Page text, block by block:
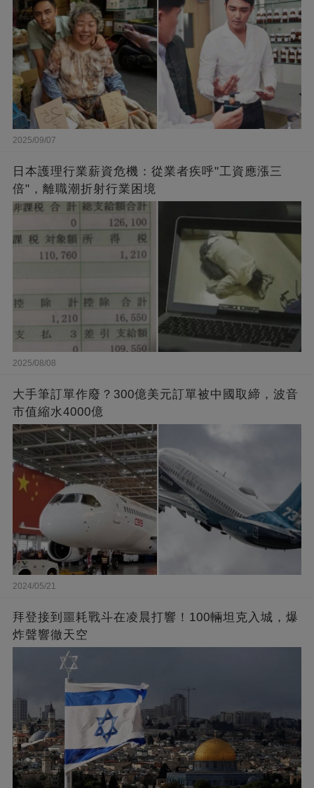
2025/09/07
日本護理行業薪資危機：從業者疾呼"工資應漲三
倍"，離職潮折射行業困境
2025/08/08
大手筆訂單作廢？300億美元訂單被中國取締，波音
市值縮水4000億
2024/05/21
拜登接到噩耗戰斗在凌晨打響！100輛坦克入城，爆
炸聲響徹天空